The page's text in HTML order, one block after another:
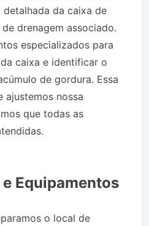
detalhada da caixa de
drenagem associado.
especializados para
caixa e identificar o
de gordura. Essa
ajustemos nossa
que todas as
Equipamentos
o local de